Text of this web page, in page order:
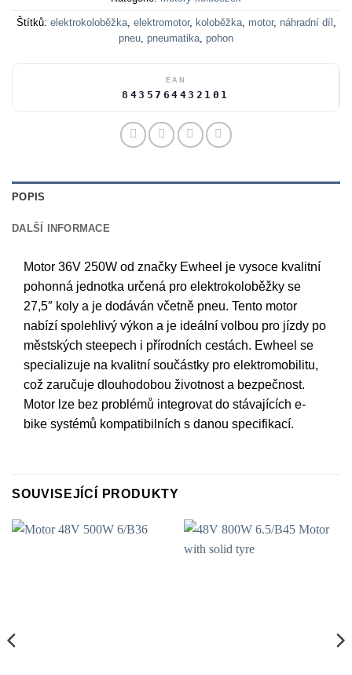
Štítků: elektrokoloběžka, elektromotor, koloběžka, motor, náhradní díl ,
pneu, pneumatika, pohon
EAN
8435764432101
POPIS
DALŠÍ INFORMACE
Motor 36V 250W od značky Ewheel je vysoce kvalitní
pohonná jednotka určená pro elektrokoloběžky se
27,5″ koly a je dodáván včetně pneu. Tento motor
nabízí spolehlivý výkon a je ideální volbou pro jízdy po
městských steepech i přírodních cestách. Ewheel se
specializuje na kvalitní součástky pro elektromobilitu,
což zaručuje dlouhodobou životnost a bezpečnost.
Motor lze bez problémů integrovat do stávajících e-
bike systémů kompatibilních s danou specifikací.
SOUVISEJÍCÍ PRODUKTY